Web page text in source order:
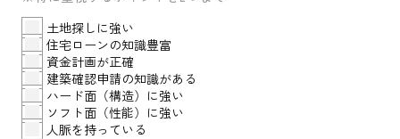
土地探しに強い
住宅ローンの知識豊富
資金計画が正確
建築確認申請の知識がある
ハード面（構造）に強い
ソフト面（性能）に強い
人脈を持っている